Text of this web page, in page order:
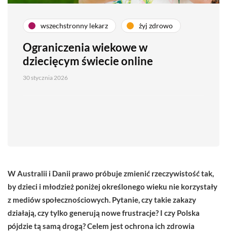
wszechstronny lekarz żyj zdrowo
Ograniczenia wiekowe w
dziecięcym świecie online
30 stycznia 2026
W Australii i Danii prawo próbuje zmienić rzeczywistość tak,
by dzieci i młodzież poniżej określonego wieku nie korzystały
z mediów społecznościowych. Pytanie, czy takie zakazy
działają, czy tylko generują nowe frustracje? I czy Polska
pójdzie tą samą drogą? Celem jest ochrona ich zdrowia